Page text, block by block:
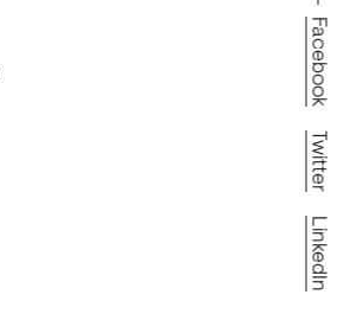
Facebook
Twitter
LinkedIn